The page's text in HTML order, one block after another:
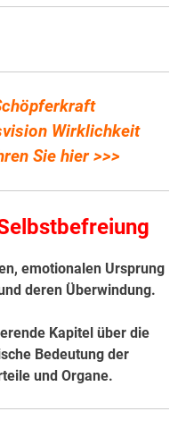
Wirklichkeit
Sie hier >>>
emotionalen Ursprung
deren Überwindung.
Kapitel über die
Bedeutung der
und Organe.